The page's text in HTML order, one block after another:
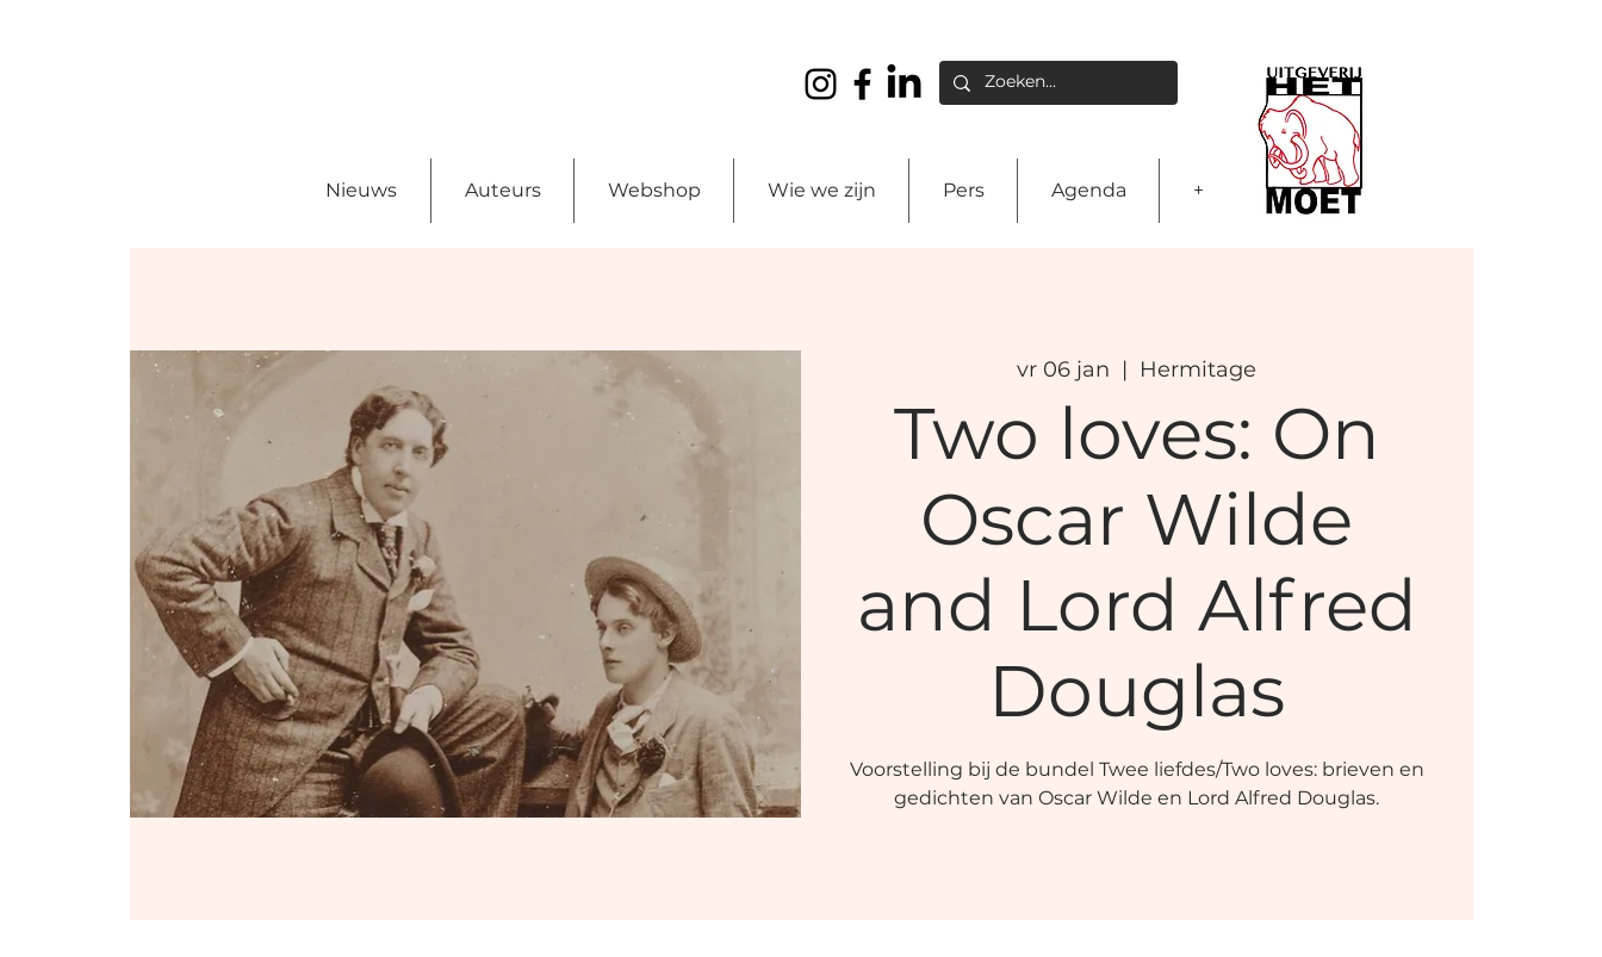
Nieuws Auteurs Webshop Wie we zijn Pers Agenda +
vr 06 jan
  |
Hermitage
Two loves: On
Oscar Wilde
and Lord Alfred
Douglas
Voorstelling bij de bundel Twee liefdes/Two loves: brieven en
gedichten van Oscar Wilde en Lord Alfred Douglas.